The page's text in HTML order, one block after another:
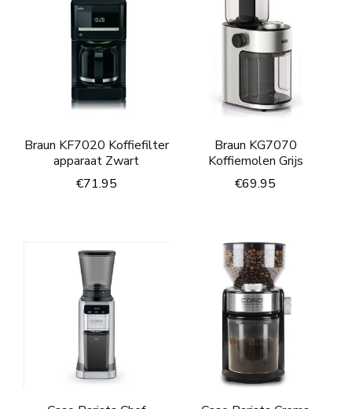
Braun KF7020 Koffiefilter
apparaat Zwart
€71.95
Braun KG7070
Koffiemolen Grijs
€69.95